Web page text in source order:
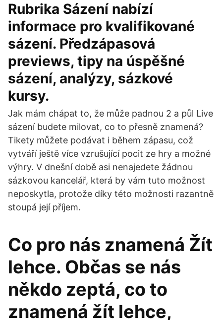
Rubrika Sázení nabízí
informace pro kvalifikované
sázení. Předzápasová
previews, tipy na úspěšné
sázení, analýzy, sázkové
kursy.
Jak mám chápat to, že může padnou 2 a půl Live
sázení budete milovat, co to přesně znamená?
Tikety můžete podávat i během zápasu, což
vytváří ještě více vzrušující pocit ze hry a možné
výhry. V dnešní době asi nenajedete žádnou
sázkovou kancelář, která by vám tuto možnost
neposkytla, protože díky této možnosti razantně
stoupá její příjem.
Co pro nás znamená Žít
lehce. Občas se nás
někdo zeptá, co to
znamená žít lehce,